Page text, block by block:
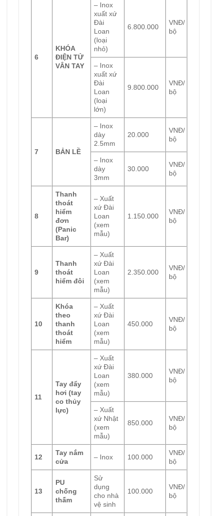
6
KHÓA
ĐIỆN TỬ
VÂN TAY
– Inox
xuất xứ
Đài
Loan
(loại
nhỏ)
6.800.000
VNĐ/
bộ
– Inox
xuất xứ
Đài
Loan
(loại
lớn)
9.800.000
VNĐ/
bộ
7 BẢN LỀ
– Inox
dày
2.5mm
20.000
VNĐ/
bộ
– Inox
dày
3mm
30.000
VNĐ/
bộ
8
Thanh
thoát
hiểm
đơn
(Panic
Bar)
– Xuất
xứ Đài
Loan
(xem
mẫu)
1.150.000
VNĐ/
bộ
9
Thanh
thoát
hiểm đôi
– Xuất
xứ Đài
Loan
(xem
mẫu)
2.350.000
VNĐ/
bộ
10
Khóa
theo
thanh
thoát
hiểm
– Xuất
xứ Đài
Loan
(xem
mẫu)
450.000
VNĐ/
bộ
11
Tay đẩy
hơi (tay
co thủy
lực)
– Xuất
xứ Đài
Loan
(xem
mẫu)
380.000
VNĐ/
bộ
– Xuất
xứ Nhật
(xem
mẫu)
850.000
VNĐ/
bộ
12
Tay nắm
cửa
– Inox 100.000
VNĐ/
bộ
13
PU
chống
thấm
Sử
dụng
cho nhà
vệ sinh
100.000
VNĐ/
bộ